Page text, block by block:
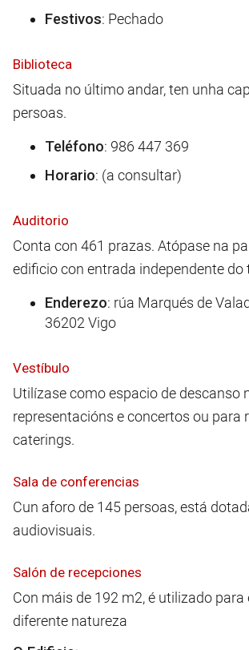
Festivos: Pechado
Biblioteca
Situada no último andar, ten unha
persoas.
Teléfono: 986 447 369
Horario: (a consultar)
Auditorio
Conta con 461 prazas. Atópase na
edificio con entrada independente do
Enderezo: rúa Marqués de
36202 Vigo
Vestíbulo
Utilízase como espacio de descanso
representacións e concertos ou para
caterings.
Sala de conferencias
Cun aforo de 145 persoas, está
audiovisuais.
Salón de recepciones
Con máis de 192 m2, é utilizado para
diferente natureza